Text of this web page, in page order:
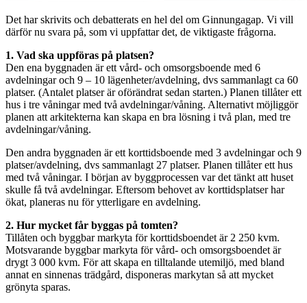
Det har skrivits och debatterats en hel del om Ginnungagap. Vi vill
därför nu svara på, som vi uppfattar det, de viktigaste frågorna.
1. Vad ska uppföras på platsen?
Den ena byggnaden är ett vård- och omsorgsboende med 6
avdelningar och 9 – 10 lägenheter/avdelning, dvs sammanlagt ca 60
platser. (Antalet platser är oförändrat sedan starten.) Planen tillåter ett
hus i tre våningar med två avdelningar/våning. Alternativt möjliggör
planen att arkitekterna kan skapa en bra lösning i två plan, med tre
avdelningar/våning.
Den andra byggnaden är ett korttidsboende med 3 avdelningar och 9
platser/avdelning, dvs sammanlagt 27 platser. Planen tillåter ett hus
med två våningar. I början av byggprocessen var det tänkt att huset
skulle få två avdelningar. Eftersom behovet av korttidsplatser har
ökat, planeras nu för ytterligare en avdelning.
2. Hur mycket får byggas på tomten?
Tillåten och byggbar markyta för korttidsboendet är 2 250 kvm.
Motsvarande byggbar markyta för vård- och omsorgsboendet är
drygt 3 000 kvm. För att skapa en tilltalande utemiljö, med bland
annat en sinnenas trädgård, disponeras markytan så att mycket
grönyta sparas.